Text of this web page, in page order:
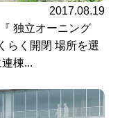
2017.08.19
独立オーニング
らく開閉 場所を選
棟...